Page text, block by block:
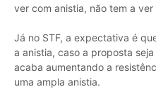
ver com anistia, não tem a ver
Já no STF, a expectativa é
a anistia, caso a proposta
acaba aumentando a
uma ampla anistia.